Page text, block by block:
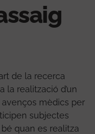
de la recerca
la realització d’un
mèdics per
subjectes
quan es realitza